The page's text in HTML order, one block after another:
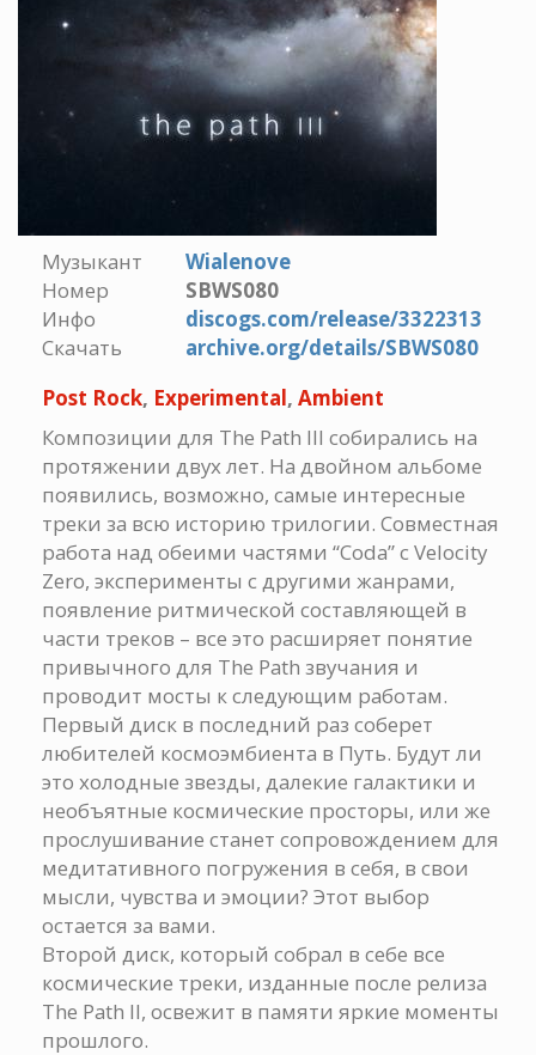
Музыкант
Wialenove
Номер
SBWS080
Инфо
discogs.com/release/3322313
Скачать
archive.org/details/SBWS080
Post Rock, Experimental, Ambient
Композиции для The Path III собирались на
протяжении двух лет. На двойном альбоме
появились, возможно, самые интересные
треки за всю историю трилогии. Совместная
работа над обеими частями “Coda” с Velocity
Zero, эксперименты с другими жанрами,
появление ритмической составляющей в
части треков – все это расширяет понятие
привычного для The Path звучания и
проводит мосты к следующим работам.
Первый диск в последний раз соберет
любителей космоэмбиента в Путь. Будут ли
это холодные звезды, далекие галактики и
необъятные космические просторы, или же
прослушивание станет сопровождением для
медитативного погружения в себя, в свои
мысли, чувства и эмоции? Этот выбор
остается за вами.
Второй диск, который собрал в себе все
космические треки, изданные после релиза
The Path II, освежит в памяти яркие моменты
прошлого.